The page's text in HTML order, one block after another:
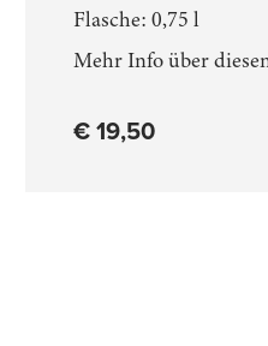
Flasche: 0,75 l
Mehr Info über
€ 19,50